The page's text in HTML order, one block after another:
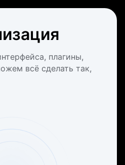
плагины,
всё сделать так,